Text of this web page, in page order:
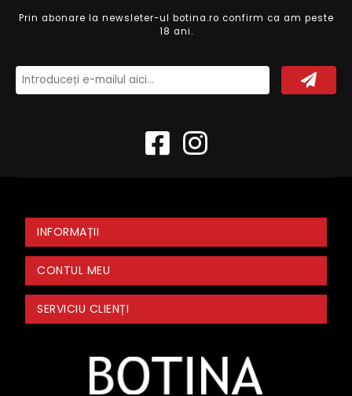
Prin abonare la newsleter-ul botina.ro confirm ca am peste
18 ani.
INFORMAȚII
CONTUL MEU
SERVICIU CLIENȚI